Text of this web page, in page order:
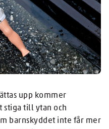
upp kommer
stiga till ytan och
barnskyddet inte får mer